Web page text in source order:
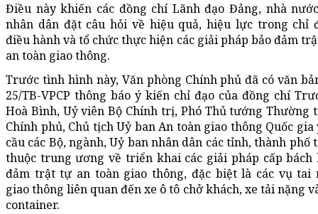
Điều này khiến các đồng chí Lãnh đạo Đảng, nhà
nhân dân đặt câu hỏi về hiệu quả, hiệu lực trong chỉ
điều hành và tổ chức thực hiện các giải pháp bảo đảm
an toàn giao thông.
Trước tình hình này, Văn phòng Chính phủ đã có văn
25/TB-VPCP thông báo ý kiến chỉ đạo của đồng chí
Hoà Bình, Uỷ viên Bộ Chính trị, Phó Thủ tướng Thường
Chính phủ, Chủ tịch Uỷ ban An toàn giao thông Quốc gia
cầu các Bộ, ngành, Uỷ ban nhân dân các tỉnh, thành phố
thuộc trung ương về triển khai các giải pháp cấp bách
đảm trật tự an toàn giao thông, đặc biệt là các vụ tai
giao thông liên quan đến xe ô tô chở khách, xe tải nặng
container.